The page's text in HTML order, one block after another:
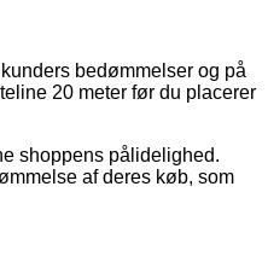
bedømmelser og på
20 meter før du placerer
shoppens pålidelighed.
af deres køb, som